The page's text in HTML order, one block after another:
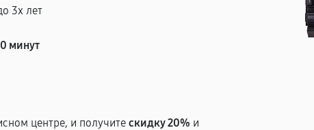
3х лет
минут
центре, и получитескидку 20% и